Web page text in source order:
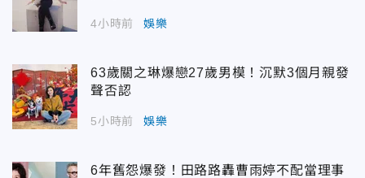
4小時前 娛樂
63歲關之琳爆戀27歲男模！沉默3個月親發
聲否認
5小時前 娛樂
6年舊怨爆發！田路路轟曹雨婷不配當理事